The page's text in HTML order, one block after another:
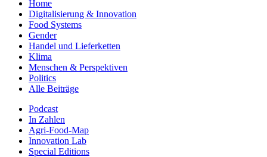
Home
Digitalisierung & Innovation
Food Systems
Gender
Handel und Lieferketten
Klima
Menschen & Perspektiven
Politics
Alle Beiträge
Podcast
In Zahlen
Agri-Food-Map
Innovation Lab
Special Editions